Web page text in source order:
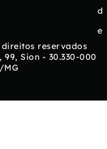
d
e
direitos reservados
Sion - 30.330-000
MG